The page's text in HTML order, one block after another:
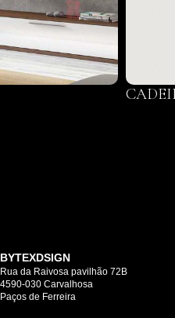
BYTEXDSIGN
Rua da Raivosa pavilhão 72B
4590-030 Carvalhosa
Paços de Ferreira